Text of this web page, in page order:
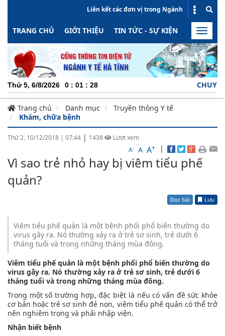
Liên kết các đơn vị trong Ngành
TRANG CHỦ GIỚI THIỆU TIN TỨC - SỰ KIỆN HOẠT
Toggle
Thứ 5, 6/8/2026 0 : 01 : 29 CHUYÊN
Trang chủ Danh mục
Truyền thông Y tế
Khám, chữa bệnh
Thứ 2, 10/12/2018 | 07:44 | 1438
Lượt xem
A- A A+ |
Vì sao trẻ nhỏ hay bị viêm tiểu phế
quản?
Đọc bài Lưu
Viêm tiểu phế quản là một bệnh phổi phổ biến thường do
virus gây ra. Nó thường xảy ra ở trẻ sơ sinh, trẻ dưới 6
tháng tuổi và trong những tháng mùa đông.
Viêm tiểu phế quản là một bệnh phổi phổ biến thường do
virus gây ra. Nó thường xảy ra ở trẻ sơ sinh, trẻ dưới 6
tháng tuổi và trong những tháng mùa đông.
Trong một số trường hợp, đặc biệt là nếu có vấn đề sức khỏe
cơ bản hoặc trẻ sơ sinh đẻ non, viêm tiểu phế quản có thể trở
nên nghiêm trọng và phải nhập viện.
Nhận biết bệnh